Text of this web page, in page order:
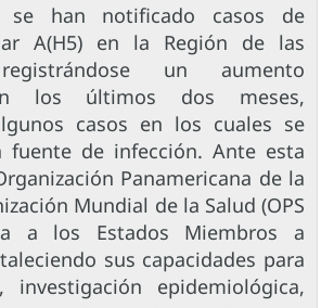
se han notificado casos de
A(H5) en la Región de las
un aumento
los últimos dos meses,
casos en los cuales se
fuente de infección. Ante esta
Panamericana de la
Mundial de la Salud (OPS
a los Estados Miembros a
sus capacidades para
investigación epidemiológica,